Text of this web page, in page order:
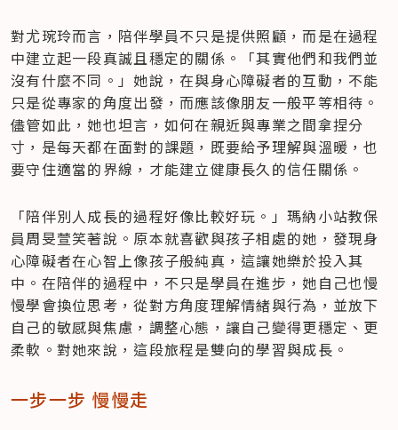
對尤琬玲而言，陪伴學員不只是提供照顧，而是在過程
中建立起一段真誠且穩定的關係。「其實他們和我們並
沒有什麼不同。」她說，在與身心障礙者的互動，不能
只是從專家的角度出發，而應該像朋友一般平等相待。
儘管如此，她也坦言，如何在親近與專業之間拿捏分
寸，是每天都在面對的課題，既要給予理解與溫暖，也
要守住適當的界線，才能建立健康長久的信任關係。
「陪伴別人成長的過程好像比較好玩。」瑪納小站教保
員周旻萱笑著說。原本就喜歡與孩子相處的她，發現身
心障礙者在心智上像孩子般純真，這讓她樂於投入其
中。在陪伴的過程中，不只是學員在進步，她自己也慢
慢學會換位思考，從對方角度理解情緒與行為，並放下
自己的敏感與焦慮，調整心態，讓自己變得更穩定、更
柔軟。對她來說，這段旅程是雙向的學習與成長。
一步一步 慢慢走